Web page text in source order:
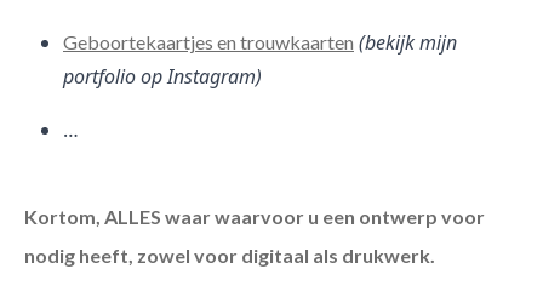
Geboortekaartjes en trouwkaarten (bekijk mijn
portfolio op Instagram)
…
Kortom, ALLES waar waarvoor u een ontwerp voor
nodig heeft, zowel voor digitaal als drukwerk.